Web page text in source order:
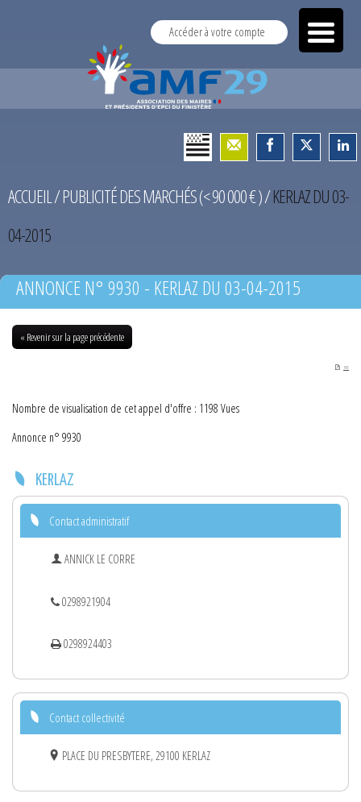
Accéder à votre compte
ACCUEIL/PUBLICITÉ DES MARCHÉS (< 90 000 € )/KERLAZ DU 03-
04-2015
ANNONCE N° 9930 - KERLAZ DU 03-04-2015
« Revenir sur la page précédente
PDF
Nombre de visualisation de cet appel d'offre : 1198 Vues
Annonce n° 9930
KERLAZ
Contact administratif
ANNICK LE CORRE
0298921904
0298924403
Contact collectivité
PLACE DU PRESBYTERE, 29100 KERLAZ